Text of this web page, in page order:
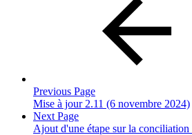
Previous Page
Mise à jour 2.11 (6 novembre 2024)
Next Page
Ajout d'une étape sur la